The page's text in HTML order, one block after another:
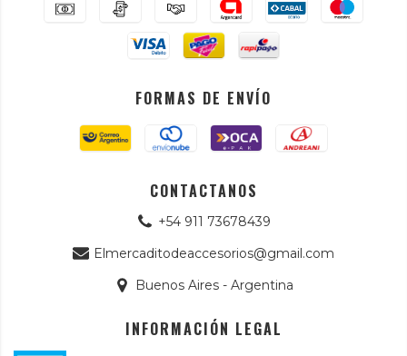
FORMAS DE ENVÍO
CONTACTANOS
+54 911 73678439
Elmercaditodeaccesorios@gmail.com
Buenos Aires - Argentina
INFORMACIÓN LEGAL